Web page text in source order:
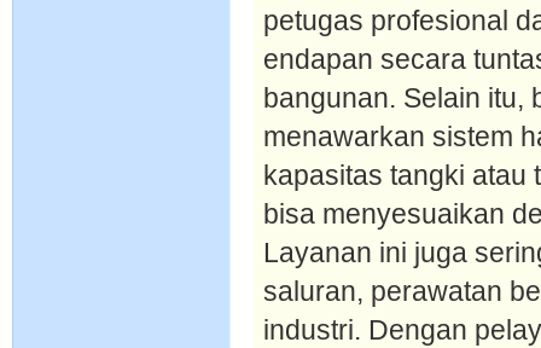
petugas profesional
endapan secara
bangunan. Selain itu,
menawarkan sistem
kapasitas tangki atau
bisa menyesuaikan
Layanan ini juga
saluran, perawatan
industri. Dengan